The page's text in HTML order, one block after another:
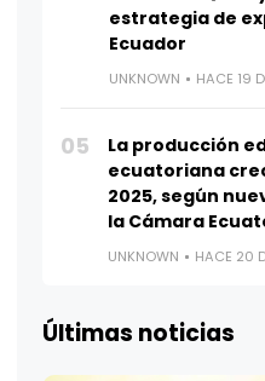
estrategia de
Ecuador
UNKNOWN HACE 19
05
La producción
ecuatoriana
2025, según
la Cámara
UNKNOWN HACE 20
Últimas noticias